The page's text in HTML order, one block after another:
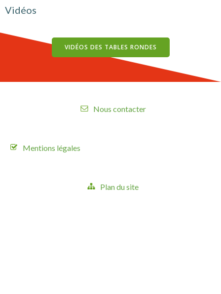
Vidéos
VIDÉOS DES TABLES RONDES
Nous contacter
Mentions légales
Plan du site